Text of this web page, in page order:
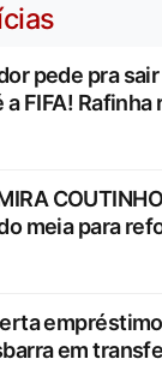
pede pra
a FIFA!
meia para
em